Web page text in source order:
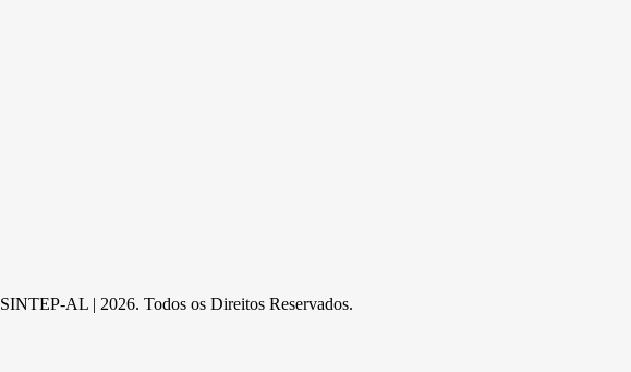
SINTEP-AL | 2026. Todos os Direitos Reservados.